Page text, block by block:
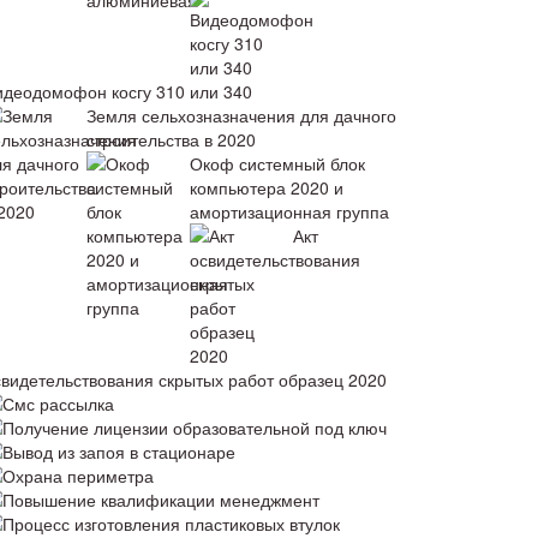
косгу 310 или 340
Земля сельхозназначения для дачного
строительства в 2020
Окоф системный блок
компьютера 2020 и
амортизационная группа
Акт
скрытых работ образец 2020
Смс рассылка
Получение лицензии образовательной под ключ
Вывод из запоя в стационаре
Охрана периметра
Повышение квалификации менеджмент
Процесс изготовления пластиковых втулок